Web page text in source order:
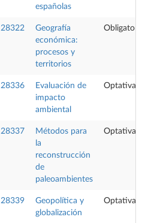
españolas
28322
Geografía
económica:
procesos y
territorios
Obligatoria
28336
Evaluación de
impacto
ambiental
Optativa
28337
Métodos para
la
reconstrucción
de
paleoambientes
Optativa
28339
Geopolítica y
globalización
Optativa